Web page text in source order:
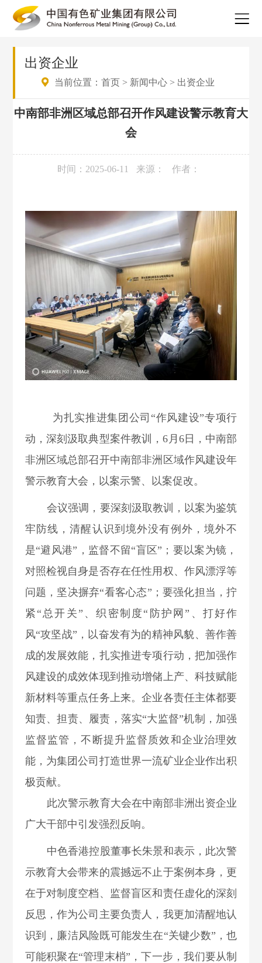
出资企业
当前位置：首页 > 新闻中心 > 出资企业
中南部非洲区域总部召开作风建设警示教育大
会
时间：2025-06-11 来源： 作者：
为扎实推进集团公司“作风建设”专项行
动， 深刻汲取典型案件教训，6月6日，中南部
非洲区域总部召开中南部非洲区域作风建设年
警示教育大会，以案示警、以案促改。
会议强调，要深刻汲取教训，以案为鉴筑
牢防线，清醒认识到境外没有例外，境外不
是“避风港”，监督不留“盲区” ； 要以案为镜，
对照检视自身是否存在任性用权、作风漂浮等
问题，坚决摒弃“看客心态” ；要强化担当，拧
紧“总开关” 、织密制度“防护网” 、 打好作
风“攻坚战” ，以奋发有为的精神风貌、善作善
成的发展效能，扎实推进专项行动，把加强作
风建设的成效体现到推动增储上产、科技赋能
新材料等重点任务上来。企业各责任主体都要
知责、担责、履责， 落实“大监督”机制，加强
监督监管，不断提升监督质效和企业治理效
能，为集团公司打造世界一流矿业企业作出积
极贡献。
此次警示教育大会在中南部非洲出资企业
广大干部中引发强烈反响。
中色香港控股董事长朱景和表示，此次警
示教育大会带来的震撼远不止于案例本身，更
在于对制度空档、监督盲区和责任虚化的深刻
反思，作为公司主要负责人，我更加清醒地认
识到，廉洁风险既可能发生在“关键少数”，也
可能积聚在“管理末梢”，下一步，我们要从制